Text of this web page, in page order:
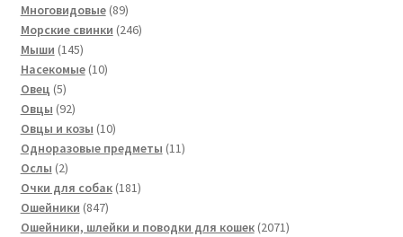
Многовидовые 8989
товаров
Морские свинки 246246
Мыши 145145
товаров
Насекомые 1010
Овец 55
товаров
Овцы 9292
товара
Овцы и козы 1010
товаров
Одноразовые предметы 1111
Ослы 22
товара
Очки для собак 181181
Ошейники 847847
товаров
Ошейники, шлейки и поводки для кошек 20712071